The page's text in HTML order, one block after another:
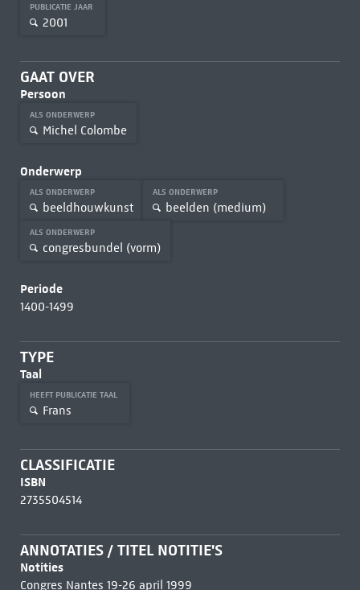
PUBLICATIE JAAR
2001
GAAT OVER
Persoon
ALS ONDERWERP
Michel Colombe
Onderwerp
ALS ONDERWERP
beeldhouwkunst
ALS ONDERWERP
beelden (medium)
ALS ONDERWERP
congresbundel (vorm)
Periode
1400-1499
TYPE
Taal
HEEFT PUBLICATIE TAAL
Frans
CLASSIFICATIE
ISBN
2735504514
ANNOTATIES / TITEL NOTITIE'S
Notities
Congres Nantes 19-26 april 1999